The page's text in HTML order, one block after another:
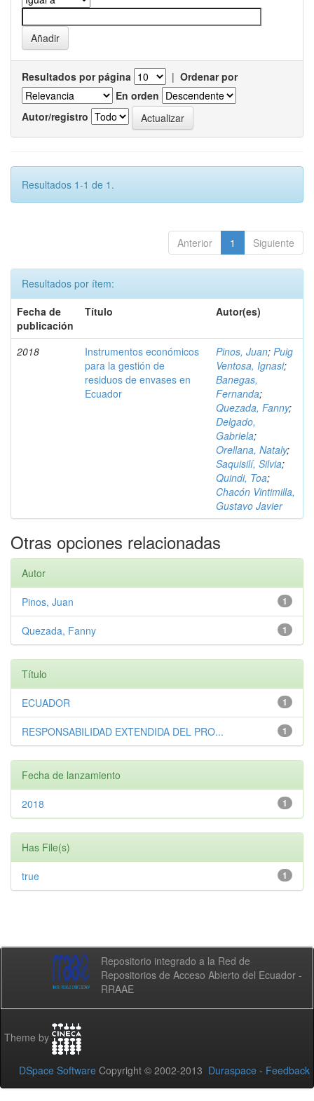
Resultados por página | Ordenar por
En orden
Autor/registro
Resultados 1-1 de 1.
Anterior 1 Siguiente
Resultados por ítem:
Fecha de
publicación
Título Autor(es)
2018
Instrumentos económicos
para la gestión de
residuos de envases en
Ecuador
Pinos, Juan; Puig
Ventosa, Ignasi;
Banegas,
Fernanda;
Quezada, Fanny;
Delgado,
Gabriela;
Orellana, Nataly;
Saquisilí, Silvia;
Quindi, Toa;
Chacón Vintimilla,
Gustavo Javier
Otras opciones relacionadas
Autor
1
Pinos, Juan
1
Quezada, Fanny
Título
1
ECUADOR
1
RESPONSABILIDAD EXTENDIDA DEL PRO...
Fecha de lanzamiento
1
2018
Has File(s)
1
true
Repositorio integrado a la Red de
Repositorios de Acceso Abierto del Ecuador -
RRAAE
Theme by
DSpace Software Copyright © 2002-2013 Duraspace - Feedback